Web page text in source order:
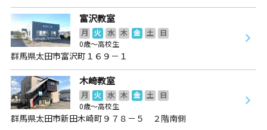
富沢教室
月 火 水 木 金 土
日
0歳～高校生
群馬県太田市富沢町１６９－１
木崎教室
月 火 水 木 金 土
日
0歳～高校生
群馬県太田市新田木崎町９７８－５ ２階南側